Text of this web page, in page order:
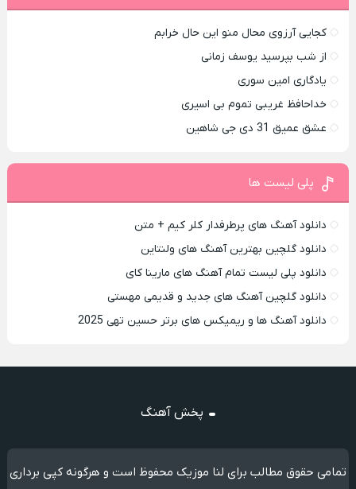
کجایی آرزوی محال منو این حال خرابم
از شب بپرسید یوسف زمانی
یادگاری امین سوری
خداحافظ غریبی تموم بی اسیری
عشق عمیق 31 دی جی شاهین
پلی لیست ها
دانلود آهنگ های پرطرفدار کلر کیم + متن
دانلود گلچین بهترین آهنگ های ولنتاین
دانلود پلی لیست تمام آهنگ های مارینا کای
دانلود گلچین آهنگ های جدید و قدیمی مهستی
دانلود آهنگ ها و ریمیکس های برتر حسین تهی 2025
پخش آهنگ
تمامی حقوق مطالب برای لنا موزیک محفوظ است و هرگونه کپی برداری